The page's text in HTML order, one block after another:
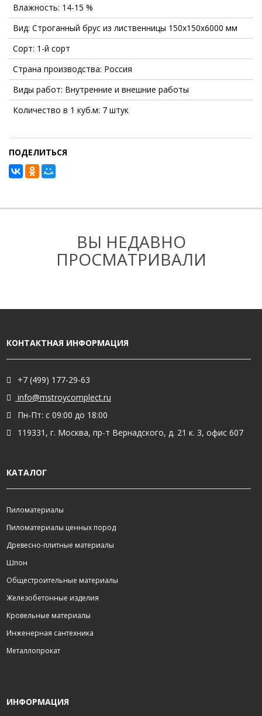
Влажность: 14-15 %
Вид: Строганный брус из лиственницы 150х150х6000 мм
Сорт: 1-й сорт
Страна производства: Россия
Виды работ: Внутренние и внешние работы
Количество в 1 куб.м: 7 штук
ПОДЕЛИТЬСЯ
ВЫ НЕДАВНО
ПРОСМАТРИВАЛИ
КОНТАКТНАЯ ИНФОРМАЦИЯ
+7 (499) 177-29-63
info@mstroycomplect.ru
Пн-Пт: с 09:00 до 18:00
119331, г. Москва, пр-т Вернадского, д. 21 к. 3, офис 607
КАТАЛОГ
Пиломатериалы
Пиломатериалы ценных пород
Древесно-плитные материалы
Шпон
Общестроительные материалы
Железобетонные изделия
Кровельные материалы
Инженерная сантехника
Металлопрокат
ИНФОРМАЦИЯ